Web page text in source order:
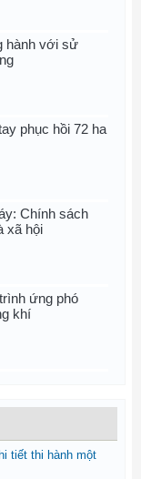
hành với sử
phục hồi 72 ha
Chính sách
xã hội
ứng phó
khí
tiết thi hành một